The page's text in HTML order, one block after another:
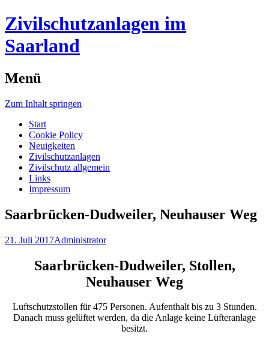
Zivilschutzanlagen im
Saarland
Menü
Zum Inhalt springen
Start
Cookie Policy
Neuigkeiten
Zivilschutzanlagen
Zivilschutz allgemein
Links
Impressum
Saarbrücken-Dudweiler, Neuhauser Weg
21. Juli 2017Administrator
Saarbrücken-Dudweiler, Stollen,
Neuhauser Weg
Luftschutzstollen für 475 Personen. Aufenthalt bis zu 3 Stunden.
Danach muss gelüftet werden, da die Anlage keine Lüfteranlage
besitzt.